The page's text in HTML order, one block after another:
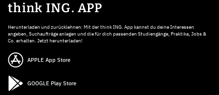
think ING. APP
Herunterladen und zurücklehnen: Mit der think ING. App kannst du deine Interessen
angeben, Suchaufträge anlegen und die für dich passenden Studiengänge, Praktika, Jobs &
Co. erhalten. Jetzt herunterladen!
APPLE App Store
GOOGLE Play Store